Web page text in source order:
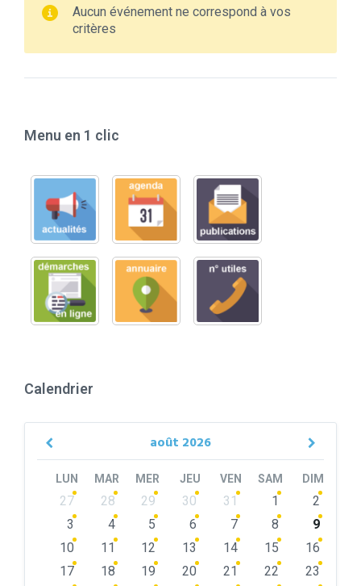
Aucun événement ne correspond à vos
critères
Menu en 1 clic
Calendrier
août 2026
Previous
LUN MAR MER JEU VEN SAM DIM
Skip
calendar
27 28 29 30 31 1
2
3
4 5 6 7 8
9
10
11 12 13 14 15
16
17
18 19 20 21 22
23